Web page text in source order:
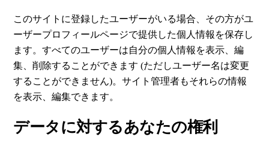
このサイトに登録したユーザーがいる場合、その方がユ
ーザープロフィールページで提供した個人情報を保存し
ます。すべてのユーザーは自分の個人情報を表示、編
集、削除することができます (ただしユーザー名は変更
することができません)。サイト管理者もそれらの情報
を表示、編集できます。
データに対するあなたの権利